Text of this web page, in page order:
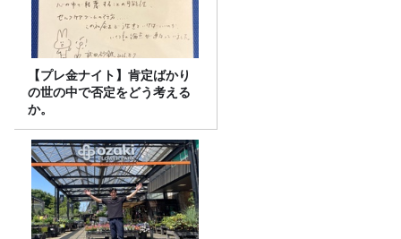
【プレ金ナイト】肯定ばかり
の世の中で否定をどう考える
か。